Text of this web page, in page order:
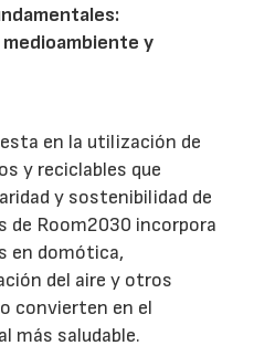
y
en la utilización de
y reciclables que
y sostenibilidad de
de Room2030 incorpora
en domótica,
del aire y otros
convierten en el
más saludable.